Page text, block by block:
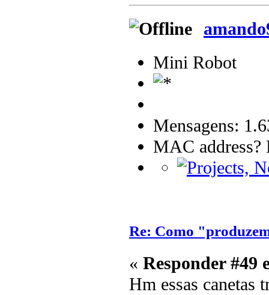
Mini Robot
Mensagens:
MAC
Re: Como
« Responder #49
Hm essas canetas